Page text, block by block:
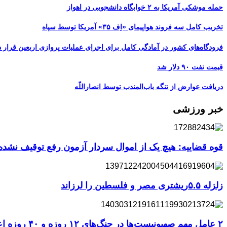
حمله موشکی آمریکا به ۲ خوابگاه دانشجویی در اهواز
تخریب کامل سه فروند هواپیمای «اِف ۳۵» آمریکا توسط سپاه
فرودگاه‌های کشور در آمادگی کامل برای اجرای عملیات پروازی اربعین قرار
قیمت نفت ۹۰ دلار شد
دریافت عوارض از تنگه باب‌المندب توسط انصاراللّه
خبر ورزشی
قوه قضاییه: هیچ یک از اموال سردار آزمون رفع توقیف
زلزله ۵.۵ریشتری مصر و فلسطین را لرزاند
۲ عامل مهم صهیونیست‌ها در جنگ‌های ۱۲ روزه و ۴۰ روزه اعدام شدند